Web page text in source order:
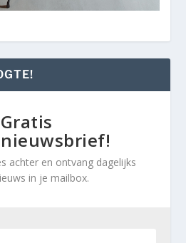
Gratis
achter en ontvang dagelijks
in je mailbox.